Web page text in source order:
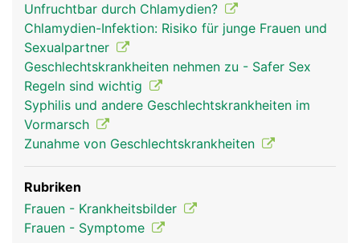
Unfruchtbar durch Chlamydien?
Chlamydien-Infektion: Risiko für junge Frauen und
Sexualpartner
Geschlechtskrankheiten nehmen zu - Safer Sex
Regeln sind wichtig
Syphilis und andere Geschlechtskrankheiten im
Vormarsch
Zunahme von Geschlechtskrankheiten
Rubriken
Frauen - Krankheitsbilder
Frauen - Symptome